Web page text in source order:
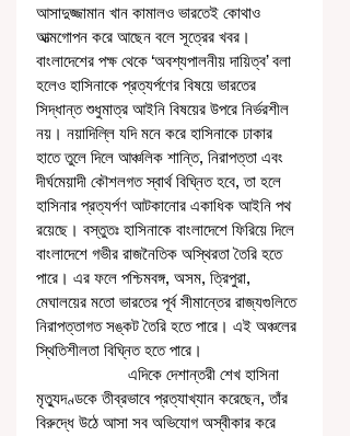
আসাদুজ্জামান খান কামালও ভারতেই কোথাও
আত্মগোপন করে আছেন বলে সূত্রের খবর।
বাংলাদেশের পক্ষ থেকে ‘অবশ্যপালনীয় দায়িত্ব’ বলা
হলেও হাসিনাকে প্রত্যর্পণের বিষয়ে ভারতের
সিদ্ধান্ত শুধুমাত্র আইনি বিষয়ের উপরে নির্ভরশীল
নয়। নয়াদিল্লি যদি মনে করে হাসিনাকে ঢাকার
হাতে তুলে দিলে আঞ্চলিক শান্তি, নিরাপত্তা এবং
দীর্ঘমেয়াদী কৌশলগত স্বার্থ বিঘ্নিত হবে, তা হলে
হাসিনার প্রত্যর্পণ আটকানোর একাধিক আইনি পথ
রয়েছে। বস্তুতঃ হাসিনাকে বাংলাদেশে ফিরিয়ে দিলে
বাংলাদেশে গভীর রাজনৈতিক অস্থিরতা তৈরি হতে
পারে। এর ফলে পশ্চিমবঙ্গ, অসম, ত্রিপুরা,
মেঘালয়ের মতো ভারতের পূর্ব সীমান্তের রাজ্যগুলিতে
নিরাপত্তাগত সঙ্কট তৈরি হতে পারে। এই অঞ্চলের
স্থিতিশীলতা বিঘ্নিত হতে পারে।
মৃত্যুদণ্ডকে তীব্রভাবে প্রত্যাখ্যান করেছেন, তাঁর
বিরুদ্ধে উঠে আসা সব অভিযোগ অস্বীকার করে